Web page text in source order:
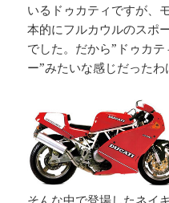
いるドゥカティですが、
本的にフルカウルのスポ
でした。だから”ドゥカ
ー”みたいな感じだったわ